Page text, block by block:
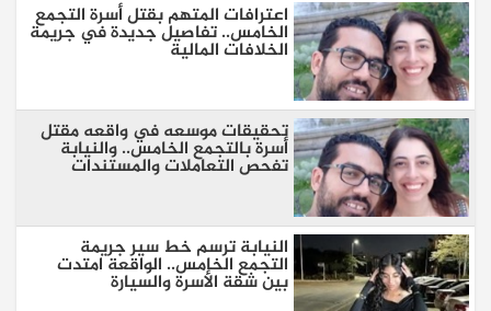
اعترافات المتهم بقتل أسرة التجمع
الخامس.. تفاصيل جديدة في جريمة
الخلافات المالية
تحقيقات موسعه في واقعه مقتل
أسرة بالتجمع الخامس.. والنيابة
تفحص التعاملات والمستندات
النيابة ترسم خط سير جريمة
التجمع الخامس.. الواقعة امتدت
بين شقة الأسرة والسيارة